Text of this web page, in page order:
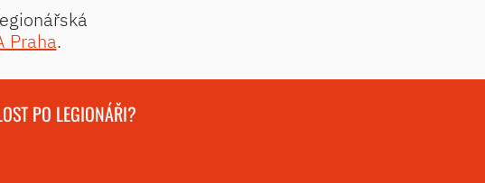
Praha.
PO LEGIONÁŘI?